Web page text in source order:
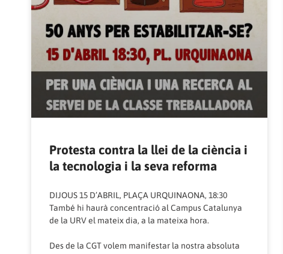
Protesta contra la llei de la ciència i
la tecnologia i la seva reforma
DIJOUS 15 D’ABRIL, PLAÇA URQUINAONA, 18:30
També hi haurà concentració al Campus Catalunya
de la URV el mateix dia, a la mateixa hora.
Des de la CGT volem manifestar la nostra absoluta